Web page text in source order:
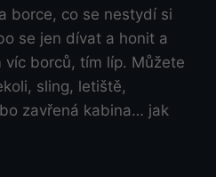
borce, co se nestydí si
se jen dívat a honit a
borců, tím líp. Můžete
sling, letiště,
zavřená kabina… jak